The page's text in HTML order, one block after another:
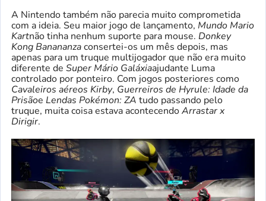
A Nintendo também não parecia muito comprometida
com a ideia. Seu maior jogo de lançamento, Mundo Mario
Kartnão tinha nenhum suporte para mouse. Donkey
Kong Banananzaconsertei-os um mês depois, mas
apenas para um truque multijogador que não era muito
diferente de Super Mário Galáxiaajudante Luma
controlado por ponteiro. Com jogos posteriores como
Cavaleiros aéreos Kirby, Guerreiros de Hyrule: Idade da
Prisãoe Lendas Pokémon: ZA tudo passando pelo
truque, muita coisa estava acontecendoArrastar x
Dirigir.